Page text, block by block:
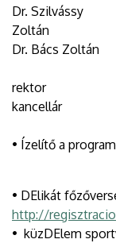
Dr. Szilvássy
Dr. Bács Zoltán
kancellár
• Ízelítő a
• DElikát
http://
• küzDElem